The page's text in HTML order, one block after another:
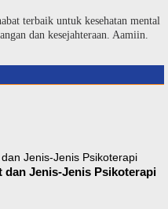
terbaik untuk kesehatan mental
dan kesejahteraan. Aamiin.
dan Jenis-Jenis Psikoterapi